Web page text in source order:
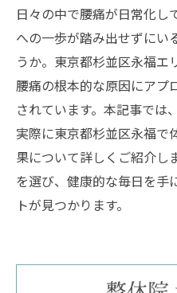
日々の中で腰痛が日常化し
への一歩が踏み出せずにい
うか。東京都杉並区永福エ
腰痛の根本的な原因にアプ
されています。本記事では
実際に東京都杉並区永福で
果について詳しくご紹介し
を選び、健康的な毎日を手
トが見つかります。